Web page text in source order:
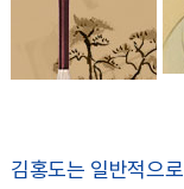
김홍도는 일반적으